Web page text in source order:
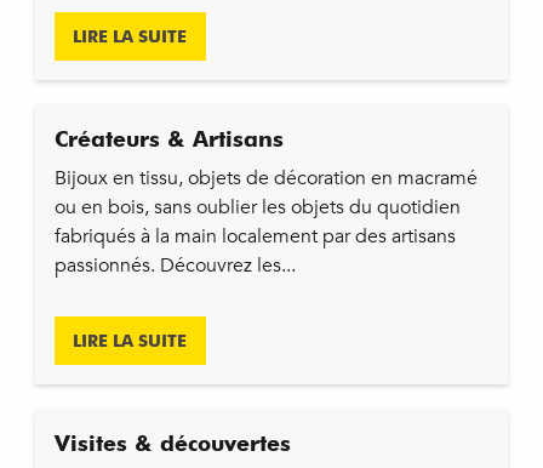
LIRE LA SUITE
Créateurs & Artisans
Bijoux en tissu, objets de décoration en macramé
ou en bois, sans oublier les objets du quotidien
fabriqués à la main localement par des artisans
passionnés. Découvrez les...
LIRE LA SUITE
Visites & découvertes